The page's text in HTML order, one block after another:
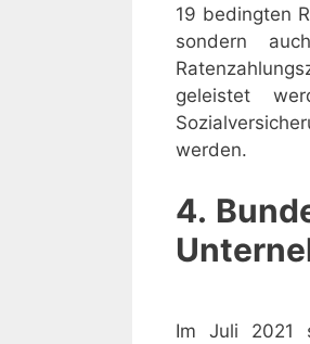
19 bedingten
sondern
geleistet
werden.
4.
Im Juli 2021